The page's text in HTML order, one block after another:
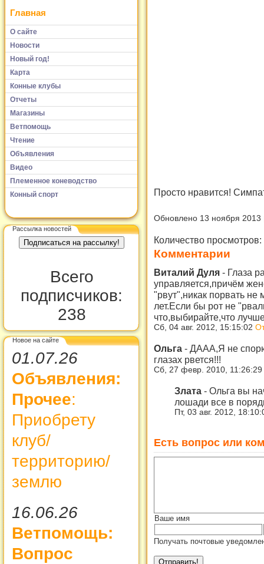
Главная
О сайте
Новости
Новый год!
Карта
Конные клубы
Отчеты
Магазины
Ветпомощь
Чтение
Объявления
Видео
Племенное коневодство
Конный спорт
Рассылка новостей
Всего
подписчиков:
238
Новое на сайте
01.07.26
Объявления:
Прочее:
Приобрету
клуб/
территорию/
землю
16.06.26
Ветпомощь:
Вопрос
Просто нравится!
Обновлено 13 ноября 2013
Количество просмотров:
Комментарии
Виталий Дуля - Глаза
управляется,причём
"рвут",никак порвать
лет.Если бы рот не
что,выбирайте,что
Сб, 04 авг. 2012, 15:15:02
Ольга - ДААА,Я не
глазах рвется!!!
Сб, 27 февр. 2010, 11:26:29
Злата - Ольга вы
лошади все в
Пт, 03 авг. 2012,
Есть вопрос или
Ваше имя
Получать почтовые